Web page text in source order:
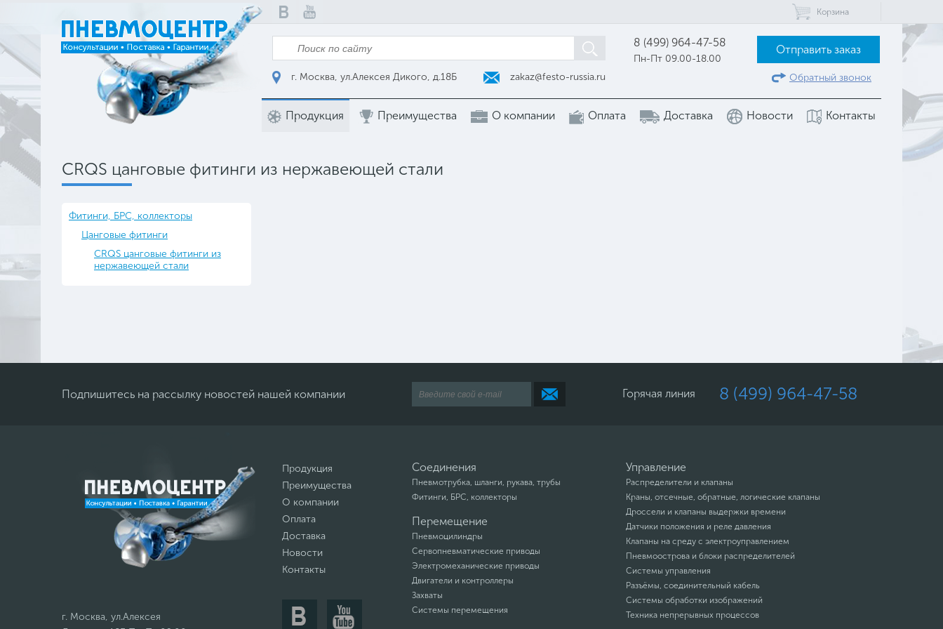
Корзина
г. Москва, ул.Алексея Дикого, д.18Б zakaz@festo-russia.ru
8 (499) 964-47-58
Пн-Пт 09.00-18.00
Отправить заказ
Обратный звонок
Продукция Преимущества О компании Оплата Доставка Новости Контакты
CRQS цанговые фитинги из нержавеющей стали
Фитинги, БРС, коллекторы
Цанговые фитинги
CRQS цанговые фитинги из
нержавеющей стали
Подпишитесь на рассылку новостей нашей компании Горячая линия 8 (499) 964-47-58
г. Москва, ул.Алексея
Продукция
Преимущества
О компании
Оплата
Доставка
Новости
Контакты
Соединения
Пневмотрубка, шланги, рукава, трубы
Фитинги, БРС, коллекторы
Перемещение
Пневмоцилиндры
Сервопневматические приводы
Электромеханические приводы
Двигатели и контроллеры
Захваты
Системы перемещения
Управление
Распределители и клапаны
Краны, отсечные, обратные, логические клапаны
Дроссели и клапаны выдержки времени
Датчики положения и реле давления
Клапаны на среду с электроуправлением
Пневмоострова и блоки распределителей
Системы управления
Разъёмы, соединительный кабель
Системы обработки изображений
Техника непрерывных процессов